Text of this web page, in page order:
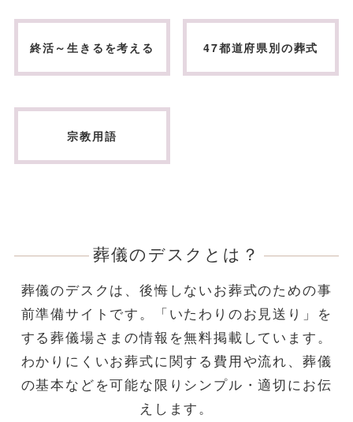
終活～生きるを考える 47都道府県別の葬式
宗教用語
葬儀のデスクとは？
葬儀のデスクは、後悔しないお葬式のための事
前準備サイトです。
「いたわりのお見送り」を
する葬儀場さまの情報を無料掲載しています。
わかりにくいお葬式に関する費用や流れ、葬儀
の基本などを可能な限りシンプル・適切にお伝
えします。